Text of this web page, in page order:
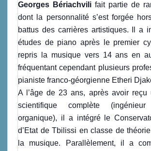
Georges Bériachvili fait partie de
dont la personnalité s’est forgée
battus des carrières artistiques. Il a
études de piano après le premier
repris la musique vers 14 ans en
fréquentant cependant plusieurs
pianiste franco-géorgienne Etheri
A l’âge de 23 ans, après avoir reçu
scientifique complète
organique), il a intégré le
d’Etat de Tbilissi en classe de
la musique. Parallèlement, il a